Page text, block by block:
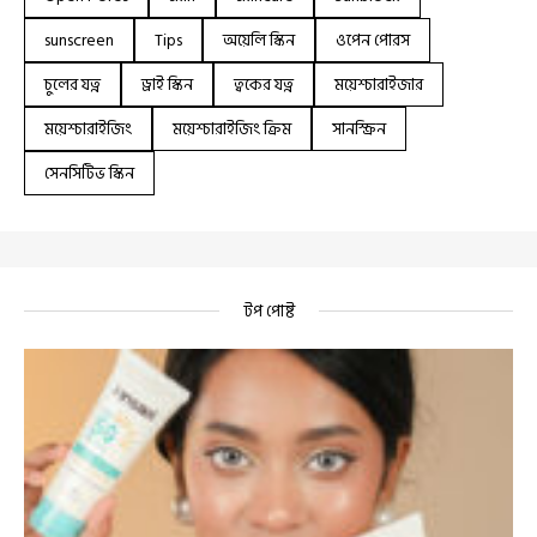
sunscreen
Tips অয়েলি স্কিন
ওপেন পোরস
চুলের যত্ন
ড্রাই স্কিন ত্বকের যত্ন
ময়েশ্চারাইজার
ময়েশ্চারাইজিং
ময়েশ্চারাইজিং ক্রিম
সানস্ক্রিন
সেনসিটিভ স্কিন
টপ পোষ্ট